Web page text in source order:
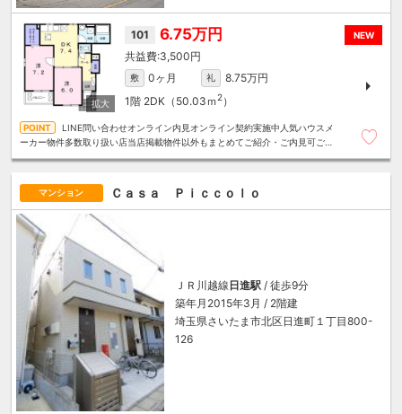
NEW
101 6.75万円
3,500円
敷 0ヶ月 礼
8.75万円
1階 2DK（50.03ｍ 2）
LINE問い合わせオンライン内見オンライン契約実施中人気ハウスメ
ーカー物件多数取り扱い店当店掲載物件以外もまとめてご紹介・ご内見可ご予
マンション Ｃａｓａ Ｐｉｃｃｏｌｏ
ＪＲ川越線 日進駅 / 徒歩9分
築年月2015年3月 / 2階建
埼玉県さいたま市北区日進町１丁目800-
126